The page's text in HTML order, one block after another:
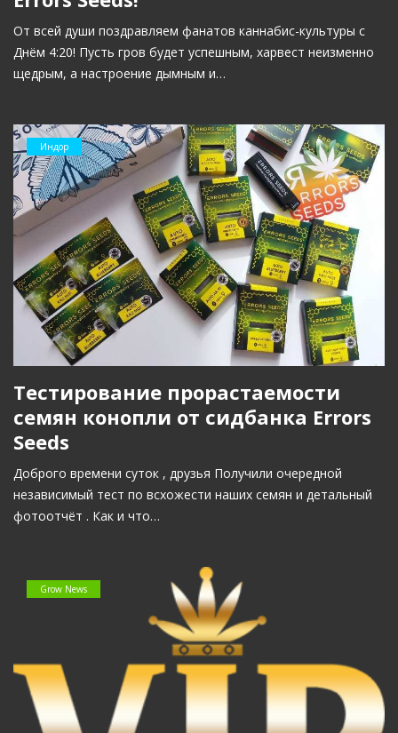
От всей души поздравляем фанатов каннабис-культуры с
Днём 4:20! Пусть гров будет успешным, харвест неизменно
щедрым, а настроение дымным и…
Индор
Тестирование прорастаемости
семян конопли от сидбанка Errors
Seeds
Доброго времени суток , друзья Получили очередной
независимый тест по всхожести наших семян и детальный
фотоотчёт . Как и что…
Grow News